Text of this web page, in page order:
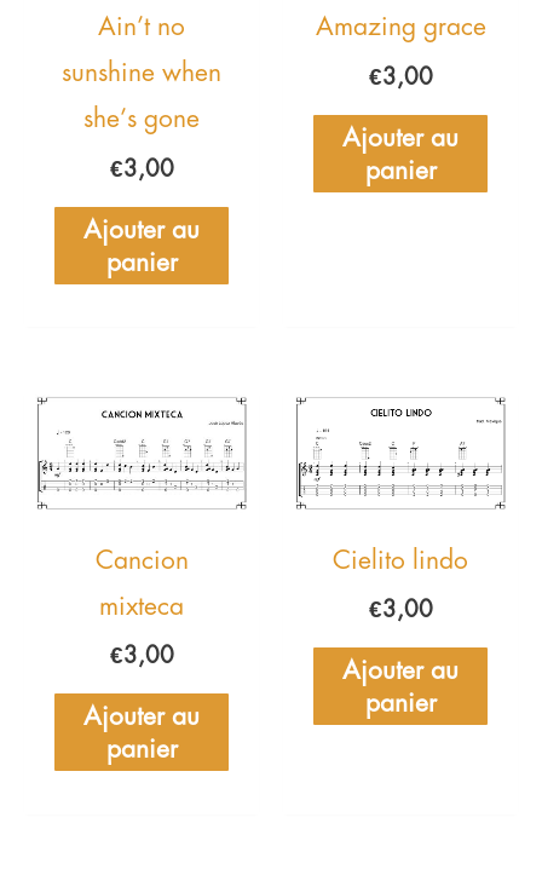
Ain’t no
sunshine when
she’s gone
€3,00
Ajouter au
panier
Amazing grace
€3,00
Ajouter au
panier
Cancion
mixteca
€3,00
Ajouter au
panier
Cielito lindo
€3,00
Ajouter au
panier